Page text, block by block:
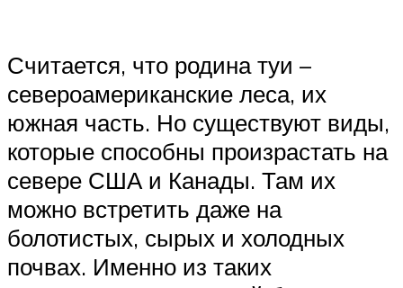
Считается, что родина туи –
североамериканские леса, их
южная часть. Но существуют виды,
которые способны произрастать на
севере США и Канады. Там их
можно встретить даже на
болотистых, сырых и холодных
почвах. Именно из таких